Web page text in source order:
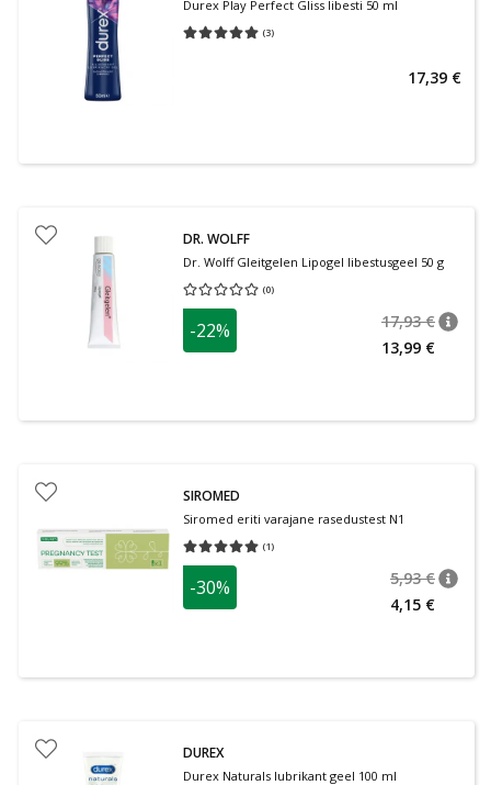
Durex Play Perfect Gliss libesti 50 ml
(3)
Keskmine hinnang 5.00
17,39 €
DR. WOLFF
Dr. Wolff Gleitgelen Lipogel libestusgeel 50 g
(0)
Keskmine hinnang 0.00
-22% 17,93 €
13,99 €
SIROMED
Siromed eriti varajane rasedustest N1
(1)
Keskmine hinnang 5.00
-30% 5,93 €
4,15 €
DUREX
Durex Naturals lubrikant geel 100 ml